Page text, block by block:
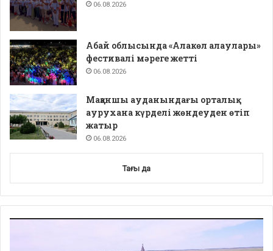
06.08.2026
Абай облысында «Алакөл алаулары»
фестивалі мәреге жетті
06.08.2026
Мақаншы ауданындағы орталық
аурухана күрделі жөндеуден өтіп
жатыр
06.08.2026
Тағы да